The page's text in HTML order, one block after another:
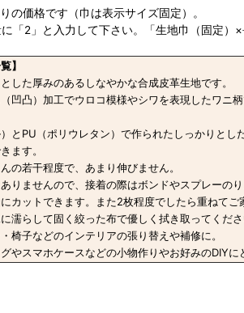
の価格です（巾は表示サイズ固定）。
「2」と入力して下さい。「生地巾（固定
】
した厚みのあるしなやかな合成皮革生地です。
凹凸）加工でウロコ模様やシワを表現したワニ
とPU（ポリウレタン）で作られたしっかりとし
ます。
の若干程度で、あまり伸びません。
りませんので、接着の際はボンドやスプレーの
カットできます。また2枚程度でしたら重ねてご
濡らして固く絞った布で優しく拭き取ってくださ
椅子などのインテリアの張り替えや補修に。
やスマホケースなどの小物作りやお好みのDIYに